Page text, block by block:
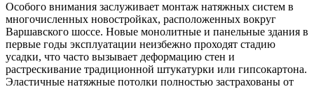
Особого внимания заслуживает монтаж натяжных систем в
многочисленных новостройках, расположенных вокруг
Варшавского шоссе. Новые монолитные и панельные здания в
первые годы эксплуатации неизбежно проходят стадию
усадки, что часто вызывает деформацию стен и
растрескивание традиционной штукатурки или гипсокартона.
Эластичные натяжные потолки полностью застрахованы от